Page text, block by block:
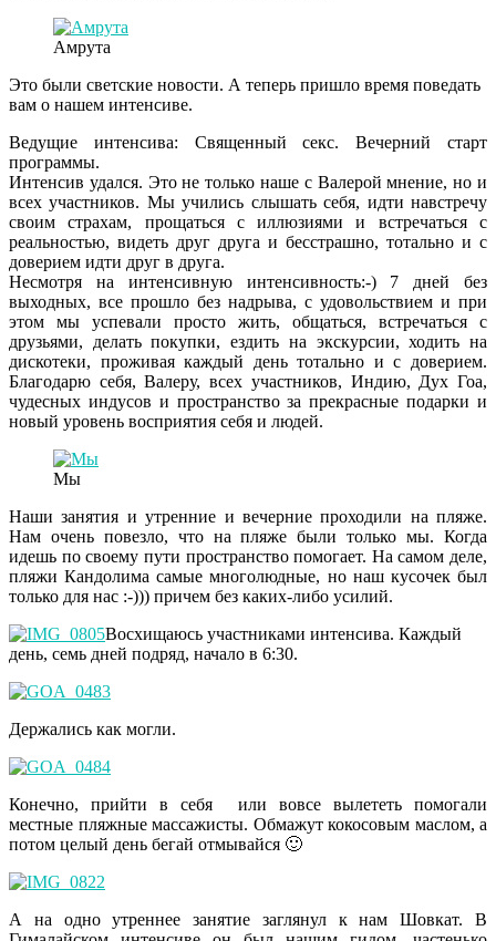
Амрута
Это были светские новости. А теперь пришло время поведать
вам о нашем интенсиве.
Ведущие интенсива: Священный секс. Вечерний старт
программы.
Интенсив удался. Это не только наше с Валерой мнение, но и
всех участников. Мы учились слышать себя, идти навстречу
своим страхам, прощаться с иллюзиями и встречаться с
реальностью, видеть друг друга и бесстрашно, тотально и с
доверием идти друг в друга.
Несмотря на интенсивную интенсивность:-) 7 дней без
выходных, все прошло без надрыва, с удовольствием и при
этом мы успевали просто жить, общаться, встречаться с
друзьями, делать покупки, ездить на экскурсии, ходить на
дискотеки, проживая каждый день тотально и с доверием.
Благодарю себя, Валеру, всех участников, Индию, Дух Гоа,
чудесных индусов и пространство за прекрасные подарки и
новый уровень восприятия себя и людей.
Мы
Наши занятия и утренние и вечерние проходили на пляже.
Нам очень повезло, что на пляже были только мы. Когда
идешь по своему пути пространство помогает. На самом деле,
пляжи Кандолима самые многолюдные, но наш кусочек был
только для нас :-))) причем без каких-либо усилий.
Восхищаюсь участниками интенсива. Каждый
день, семь дней подряд, начало в 6:30.
Держались как могли.
Конечно, прийти в себя или вовсе вылететь помогали
местные пляжные массажисты. Обмажут кокосовым маслом, а
потом целый день бегай отмывайся 🙂
А на одно утреннее занятие заглянул к нам Шовкат. В